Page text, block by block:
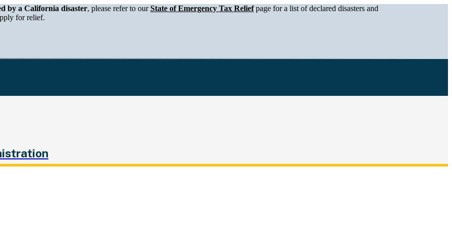
of Tax and Fee Administration
by a California disaster, please refer to ourState of Emergency Tax Reliefpage for a list of declared disasters and
for relief.